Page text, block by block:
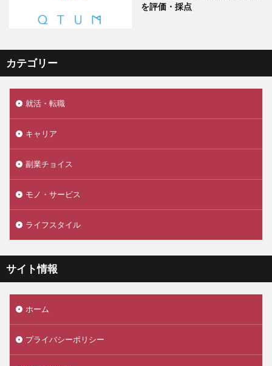
を評価・採点
カテゴリー
就活・転職
キャリア
副業チョイス
モノ・サービス
ライフスタイル
サイト情報
ホーム
プライバシーポリシー